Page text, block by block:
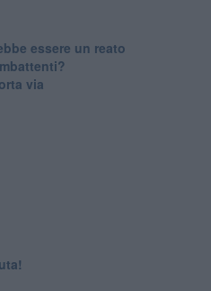
essere un reato
via